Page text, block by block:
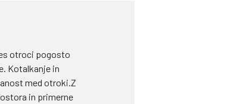
otroci pogosto
Kotalkanje in
med otroki.Z
in primerne